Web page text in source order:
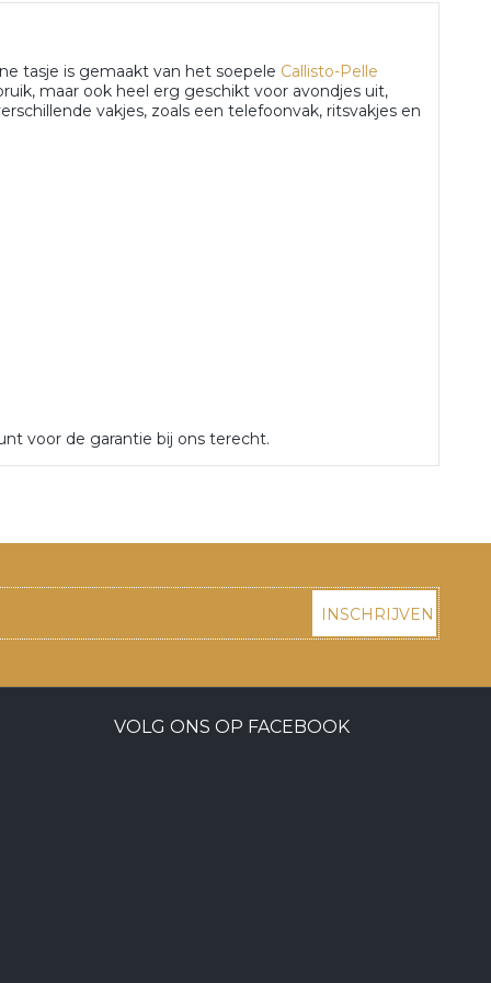
tasje is gemaakt van het soepele Callisto-Pelle
maar ook heel erg geschikt voor avondjes uit,
vakjes, zoals een telefoonvak, ritsvakjes en
voor de garantie bij ons terecht.
INSCHRIJVEN
VOLG ONS OP FACEBOOK